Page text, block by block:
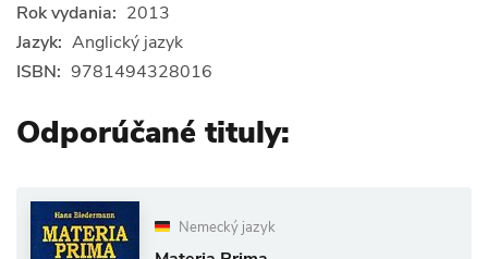
Rok vydania: 2013
Jazyk: Anglický jazyk
ISBN: 9781494328016
Odporúčané tituly:
Nemecký jazyk